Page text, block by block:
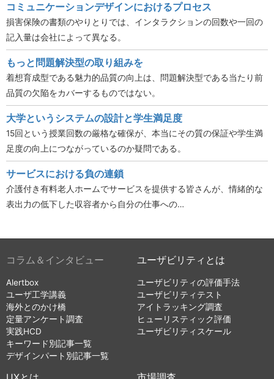
コミュニケーションデザインにおけるプロセス
損害保険の書類のやりとりでは、インタラクションの回数や一回の
記入量は会社によって異なる。
もっと問題解決型の取り組みを
着想育成型である魅力的品質の向上は、問題解決型である当たり前
品質の欠陥をカバーするものではない。
大学というシステムの設計と学生満足度
15回という授業回数の厳格な確保が、本当にその質の保証や学生満
足度の向上につながっているのか疑問である。
サービスにおける負の連鎖
介護付き有料老人ホームでサービスを提供する皆さんが、情緒的な
表出力の低下した収容者から自分の仕事への…
コラム＆インタビュー
Alertbox
ユーザ工学講義
海外とのかけ橋
定量アンケート調査
実践HCD
キーワード別記事一覧
デザインパート別記事一覧
ユーザビリティとは
ユーザビリティの評価手法
ユーザビリティテスト
アイトラッキング調査
ヒューリスティック評価
ユーザビリティスケール